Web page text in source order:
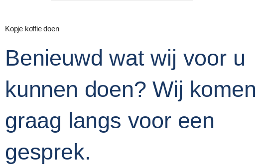
Kopje koffie doen
Benieuwd wat wij voor u
kunnen doen? Wij komen
graag langs voor een
gesprek.